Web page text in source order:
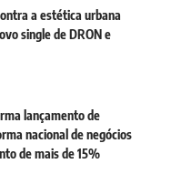
a estética urbana
single de DRON e
lançamento de
nacional de negócios
de mais de 15%